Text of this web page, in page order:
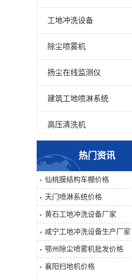
工地冲洗设备
除尘喷雾机
扬尘在线监测仪
建筑工地喷淋系统
高压清洗机
高压喷雾设备
喷淋系统
洒水车
洗地机
吸尘器
热门资讯
仙桃膜结构车棚价格
天门喷淋系统价格
黄石工地冲洗设备厂家
咸宁工地冲洗设备生产厂家
鄂州除尘喷雾机批发价格
襄阳扫地机价格